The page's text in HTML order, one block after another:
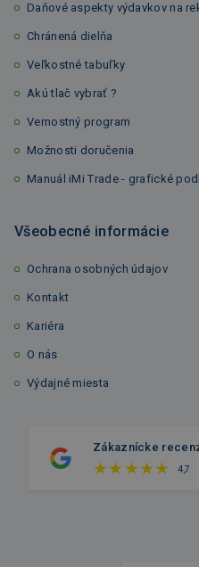
Daňové aspekty výdavkov na
Chránená dielňa
Veľkostné tabuľky
Akú tlač vybrať ?
Vernostný program
Možnosti doručenia
Manuál iMi Trade - grafické
Všeobecné informácie
Ochrana osobných údajov
Kontakt
Kariéra
O nás
Výdajné miesta
Zákaznícke
4,7